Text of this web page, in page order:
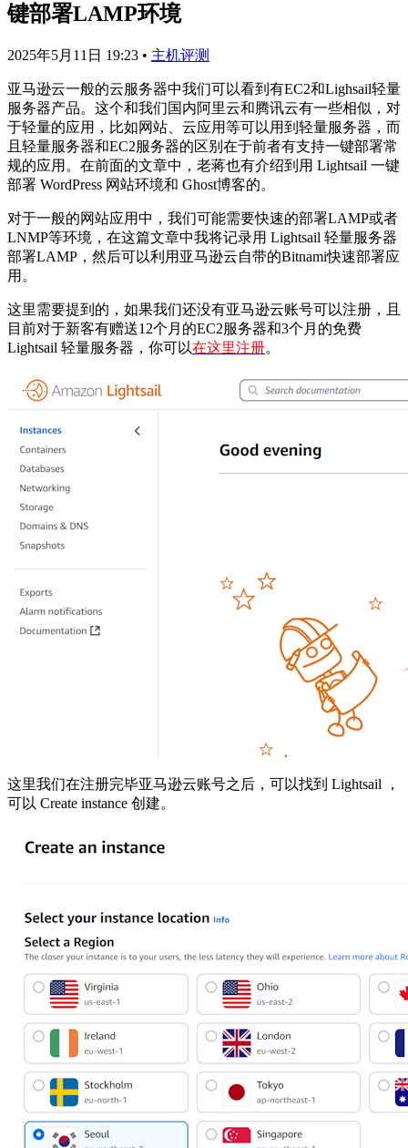
键部署LAMP环境
2025年5月11日 19:23 • 主机评测
亚马逊云一般的云服务器中我们可以看到有EC2和Lighsail轻量
服务器产品。这个和我们国内阿里云和腾讯云有一些相似，对
于轻量的应用，比如网站、云应用等可以用到轻量服务器，而
且轻量服务器和EC2服务器的区别在于前者有支持一键部署常
规的应用。在前面的文章中，老蒋也有介绍到用 Lightsail 一键
部署 WordPress 网站环境和 Ghost博客的。
对于一般的网站应用中，我们可能需要快速的部署LAMP或者
LNMP等环境，在这篇文章中我将记录用 Lightsail 轻量服务器
部署LAMP，然后可以利用亚马逊云自带的Bitnami快速部署应
用。
这里需要提到的，如果我们还没有亚马逊云账号可以注册，且
目前对于新客有赠送12个月的EC2服务器和3个月的免费
Lightsail 轻量服务器，你可以在这里注册。
这里我们在注册完毕亚马逊云账号之后，可以找到 Lightsail ，
可以 Create instance 创建。